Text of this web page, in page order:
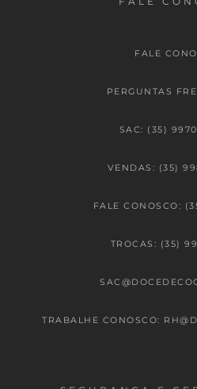
FALE
PERGUNTAS
SAC: (35)
VENDAS: (35)
FALE CONOSCO:
TROCAS: (35)
TRABALHE CONOSCO: